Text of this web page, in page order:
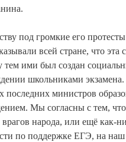
под громкие его
всей стране, что эта
тем ими был создан
школьниками
последних министров
Мы согласны с тем,
народа, или ещё как-
по поддержке ЕГЭ, на наш